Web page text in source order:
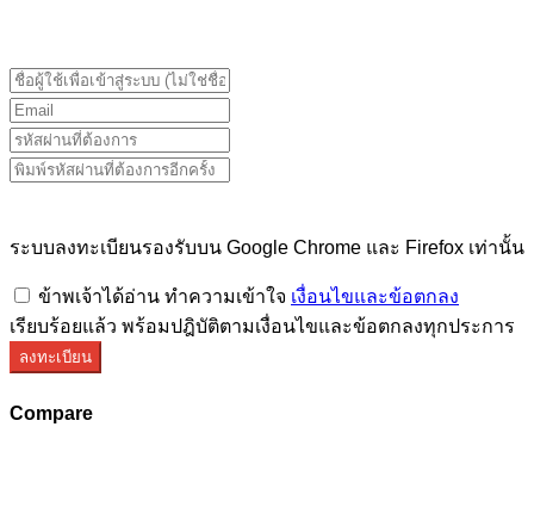
ระบบลงทะเบียนรองรับบน Google Chrome และ Firefox เท่านั้น
ข้าพเจ้าได้อ่าน ทำความเข้าใจ เงื่อนไขและข้อตกลง
เรียบร้อยแล้ว พร้อมปฎิบัติตามเงื่อนไขและข้อตกลงทุกประการ
ลงทะเบียน
Compare